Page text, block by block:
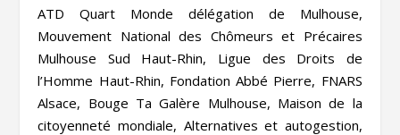
ATD Quart Monde délégation de Mulhouse,
Mouvement National des Chômeurs et Précaires
Mulhouse Sud Haut-Rhin, Ligue des Droits de
l’Homme Haut-Rhin, Fondation Abbé Pierre, FNARS
Alsace, Bouge Ta Galère Mulhouse, Maison de la
citoyenneté mondiale, Alternatives et autogestion,